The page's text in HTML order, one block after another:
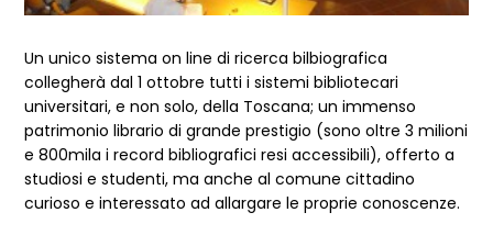
Un unico sistema on line di ricerca bilbiografica
collegherà dal 1 ottobre tutti i sistemi bibliotecari
universitari, e non solo, della Toscana; un immenso
patrimonio librario di grande prestigio (sono oltre 3 milioni
e 800mila i record bibliografici resi accessibili), offerto a
studiosi e studenti, ma anche al comune cittadino
curioso e interessato ad allargare le proprie conoscenze.